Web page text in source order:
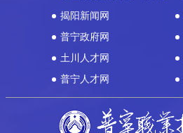
揭阳新闻网
普宁政府网
土川人才网
普宁人才网